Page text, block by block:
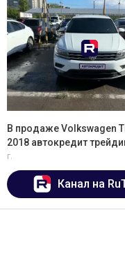
В продаже Volkswagen
2018 автокредит
г.
Канал на